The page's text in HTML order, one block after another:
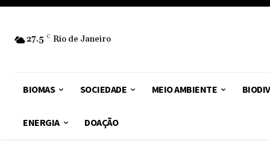
27.5 C Rio de Janeiro
BIOMAS SOCIEDADE MEIO AMBIENTE
ENERGIA DOAÇÃO